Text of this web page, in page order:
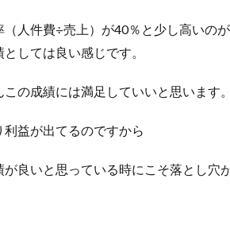
（人件費÷売上）が40％と少し高いの
しては良い感じです。
この成績には満足していいと思います。
利益が出てるのですから
が良いと思っている時にこそ落とし穴